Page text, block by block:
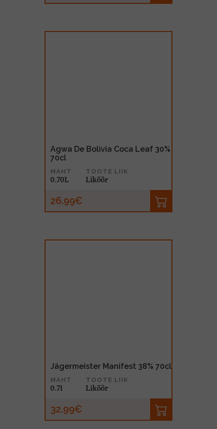
Agwa De Bolivia Coca Leaf 30%
70cl
MAHT
0.70L
TOOTE LIIK
Liköör
26.99€
Jägermeister Manifest 38% 70cl
MAHT
0.7l
TOOTE LIIK
Liköör
32.99€